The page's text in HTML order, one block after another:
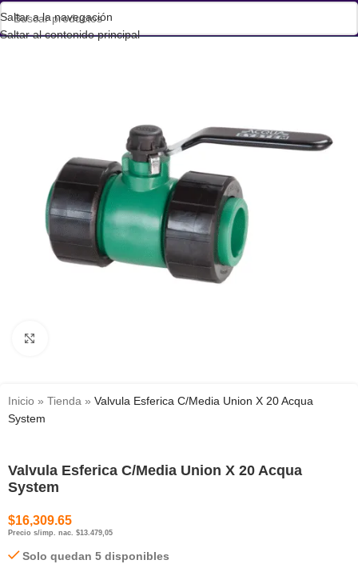
Saltar a la navegación
Saltar al contenido principal
Inicio » Tienda » Valvula Esferica C/Media Union X 20 Acqua
System
Valvula Esferica C/Media Union X 20 Acqua
System
$16,309.65
Precio s/imp. nac. $13.479,05
Solo quedan 5 disponibles